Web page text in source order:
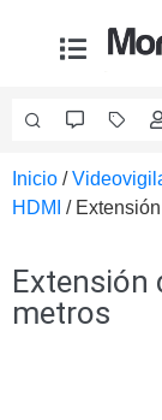
Accesorios
Ethernet y
Fibra
Inicio /
HDMI /
Extensión
metros